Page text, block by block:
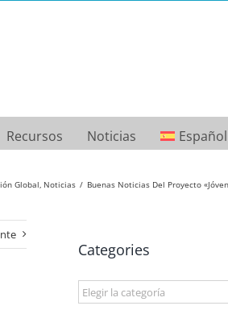
Recursos Noticias Español
Global Noticias Buenas Noticias Del Proyecto
Categories
Categories